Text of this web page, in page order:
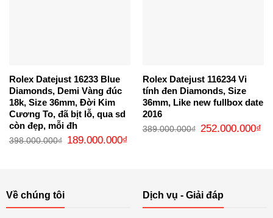
Rolex Datejust 16233 Blue
Diamonds, Demi Vàng đúc
18k, Size 36mm, Đời Kim
Cương To, đã bịt lỗ, qua sd
còn đẹp, mỗi đh
398.000.000₫
Giá
gốc
189.000.000₫Giá
Rolex Datejust 116234 Vi
tính đen Diamonds, Size
36mm, Like new fullbox date
2016
389.000.000₫
Giá
gốc
252.000.000₫
Về chúng tôi Dịch vụ - Giải đáp